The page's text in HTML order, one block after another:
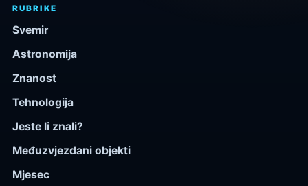
RUBRIKE
Svemir
Astronomija
Znanost
Tehnologija
Jeste li znali?
Međuzvjezdani objekti
Mjesec